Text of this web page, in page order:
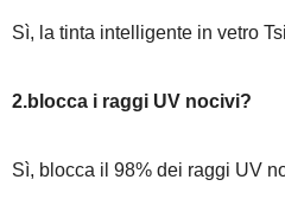
Sì, la tinta intelligente in vetro
2.blocca i raggi UV nocivi?
Sì, blocca il 98% dei raggi UV